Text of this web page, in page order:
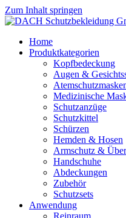
Zum Inhalt springen
Home
Produktkategorien
Kopfbedeckung
Augen &
Medizinische
Schutzanzüge
Schutzkittel
Schürzen
Hemden & Hosen
Armschutz &
Handschuhe
Abdeckungen
Zubehör
Schutzsets
Anwendung
Reinraum